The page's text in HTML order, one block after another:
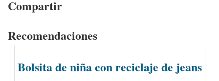
Compartir
Recomendaciones
Bolsita de niña con reciclaje de jeans